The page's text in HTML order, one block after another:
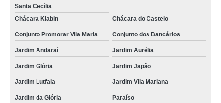
Santa Cecília
Chácara Klabin
Chácara do Castelo
Conjunto Promorar Vila Maria Conjunto dos Bancários
Jardim Andaraí Jardim Aurélia
Jardim Glória Jardim Japão
Jardim Lutfala Jardim Vila Mariana
Jardim da Glória Paraíso